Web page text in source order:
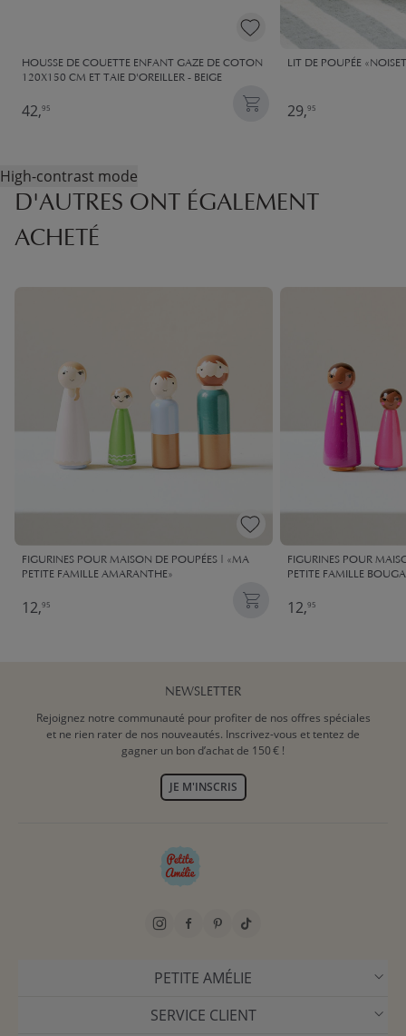
HOUSSE DE COUETTE ENFANT GAZE DE COTON
120X150 CM ET TAIE D'OREILLER - BEIGE
42,95
LIT DE POUPÉE
29,95
High-contrast mode
D'AUTRES ONT ÉGALEMENT
ACHETÉ
FIGURINES POUR MAISON DE POUPÉES | «MA
PETITE FAMILLE AMARANTHE»
12,95
FIGURINES POUR
PETITE FAMILLE
12,95
NEWSLETTER
Rejoignez notre communauté pour profiter de nos offres spéciales
et ne rien rater de nos nouveautés. Inscrivez-vous et tentez de
gagner un bon d’achat de 150 € !
JE M'INSCRIS
PETITE AMÉLIE
SERVICE CLIENT